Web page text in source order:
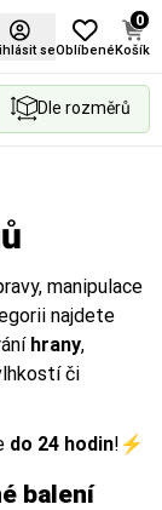
seOblíbené
0
Košík
Dle rozměrů
manipulace
najdete
hrany,
či
do 24 hodin!⚡
balení